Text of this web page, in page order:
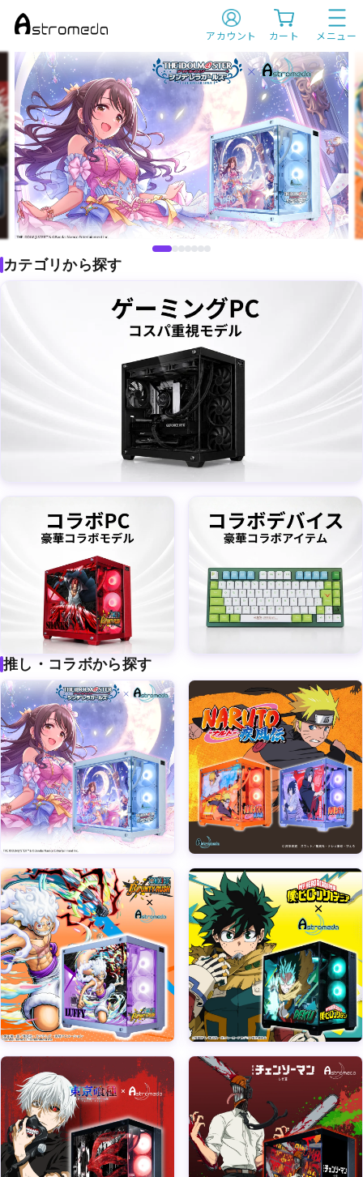
A
s
r
o
m
e
d
a
（ア
ス
ト
ロ
メ
ダ）
|
ゲ
ー
ミ
グ
P
アカウント カート メニュー
カテゴリから探す
推し・コラボから探す